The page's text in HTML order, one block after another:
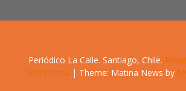
Periódico La Calle. Santiago, Chile.
WordPress | Theme: Matina News by